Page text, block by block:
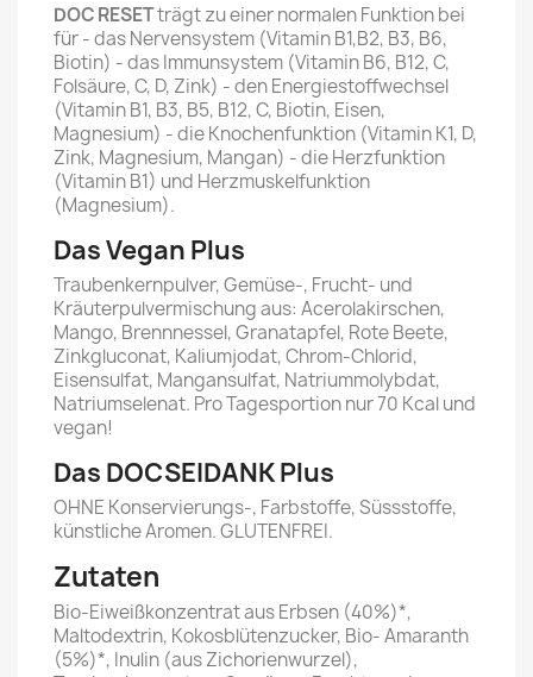
DOC RESETträgt zu einer normalen Funktion bei
für - das Nervensystem (Vitamin B1,B2, B3, B6,
Biotin) - das Immunsystem (Vitamin B6, B12, C,
Folsäure, C, D, Zink) - den Energiestoffwechsel
(Vitamin B1, B3, B5, B12, C, Biotin, Eisen,
Magnesium) - die Knochenfunktion (Vitamin K1, D,
Zink, Magnesium, Mangan) - die Herzfunktion
(Vitamin B1) und Herzmuskelfunktion
(Magnesium).
Das Vegan Plus
Traubenkernpulver, Gemüse-, Frucht- und
Kräuterpulvermischung aus: Acerolakirschen,
Mango, Brennnessel, Granatapfel, Rote Beete,
Zinkgluconat, Kaliumjodat, Chrom-Chlorid,
Eisensulfat, Mangansulfat, Natriummolybdat,
Natriumselenat. Pro Tagesportion nur 70 Kcal und
vegan!
Das DOCSEIDANK Plus
OHNE Konservierungs-, Farbstoffe, Süssstoffe,
künstliche Aromen. GLUTENFREI.
Zutaten
Bio-Eiweißkonzentrat aus Erbsen (40%)*,
Maltodextrin, Kokosblütenzucker, Bio- Amaranth
(5%)*, Inulin (aus Zichorienwurzel),